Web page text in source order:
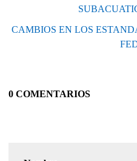
CAMBIOS EN LOS
0 COMENTARIOS